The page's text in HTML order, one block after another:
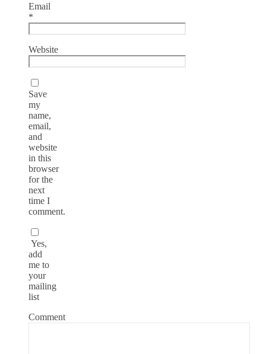
Email
*
Website
Save
my
name,
email,
and
website
in this
browser
for the
next
time I
comment.
Yes,
add
me to
your
mailing
list
Comment